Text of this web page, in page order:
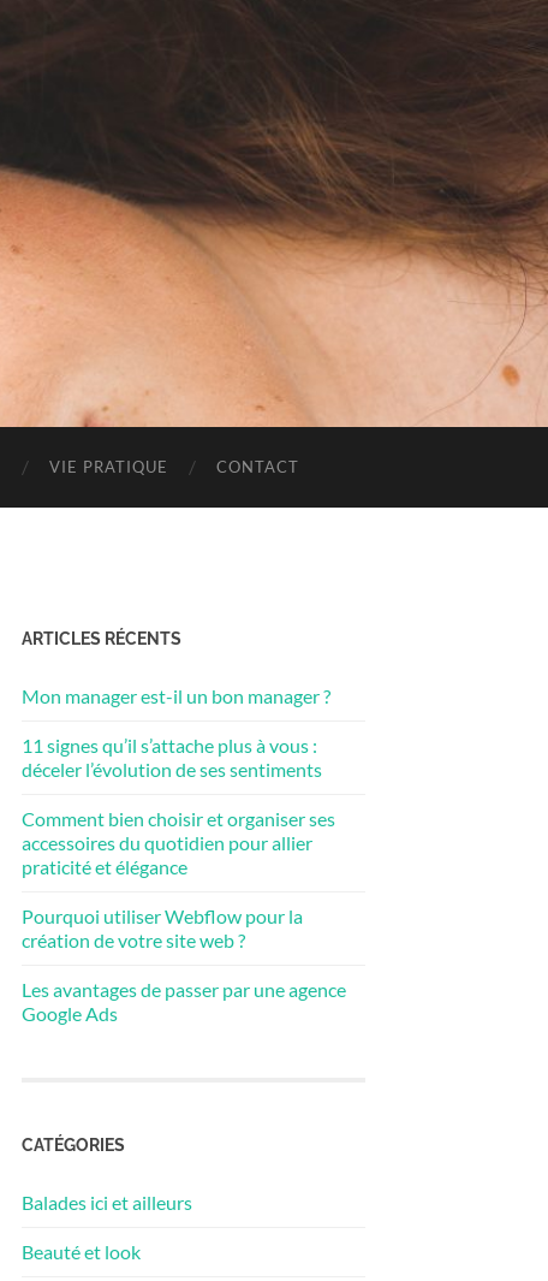
VIE PRATIQUE CONTACT
ARTICLES RÉCENTS
Mon manager est-il un bon manager ?
11 signes qu’il s’attache plus à vous :
déceler l’évolution de ses sentiments
Comment bien choisir et organiser ses
accessoires du quotidien pour allier
praticité et élégance
Pourquoi utiliser Webflow pour la
création de votre site web ?
Les avantages de passer par une agence
Google Ads
CATÉGORIES
Balades ici et ailleurs
Beauté et look